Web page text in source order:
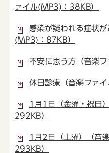
ァイル(MP3)：38KB）
感染が疑われる症状
(MP3)：87KB）
不安に思う方（音楽
休日診療（音楽ファ
1月1日（金曜・祝日
292KB）
1月2日（土曜）（音
293KB）